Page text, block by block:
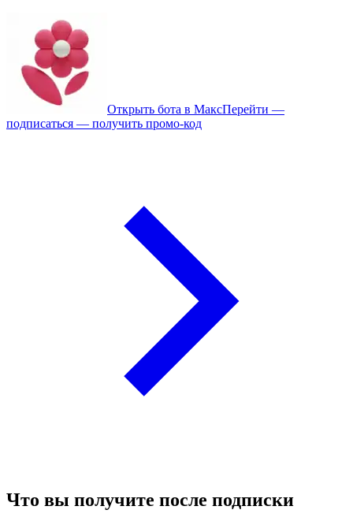
Открыть бота в МаксПерейти —
подписаться — получить промо-код
Что вы получите после подписки